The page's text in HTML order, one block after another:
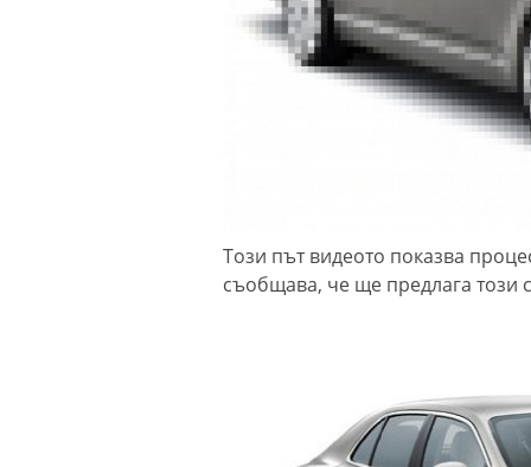
Този път видеото показва
съобщава, че ще предлага този